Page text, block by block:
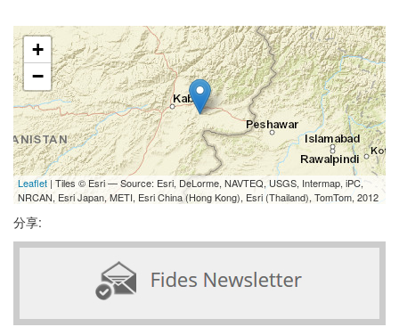
+
−
Leaflet | Tiles © Esri — Source: Esri, DeLorme, NAVTEQ, USGS, Intermap, iPC,
NRCAN, Esri Japan, METI, Esri China (Hong Kong), Esri (Thailand), TomTom, 2012
分享: